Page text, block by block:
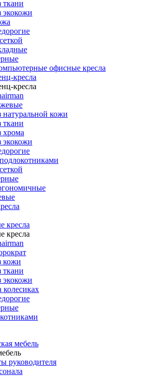
ткани
экокожи
офисные кресла
кресла
кресла
натуральной кожи
ткани
хрома
экокожи
кресла
кресла
кожи
ткани
экокожи
колесиках
мебель
руководителя